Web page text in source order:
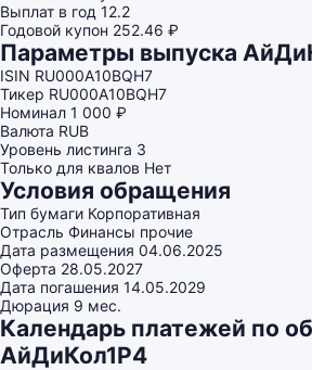
Выплат в год 12.2
Годовой купон 252.46 ₽
Параметры выпуска
ISIN RU000A10BQH7
Тикер RU000A10BQH7
Номинал 1 000 ₽
Валюта RUB
Уровень листинга 3
Только для квалов Нет
Условия обращения
Тип бумаги Корпоративная
Отрасль Финансы прочие
Дата размещения 04.06.2025
Оферта 28.05.2027
Дата погашения 14.05.2029
Дюрация 9 мес.
Календарь платежей по
АйДиКол1P4